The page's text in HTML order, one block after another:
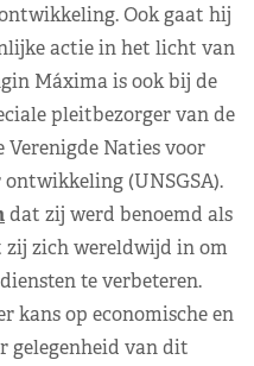
Ook gaat hij
actie in het licht van
Máxima is ook bij de
pleitbezorger van de
Verenigde Naties voor
(UNSGSA).
dat zij werd benoemd als
zij zich wereldwijd in om
te verbeteren.
kans op economische en
gelegenheid van dit